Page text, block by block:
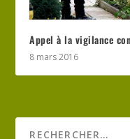
Appel à la vigilance
8 mars 2016